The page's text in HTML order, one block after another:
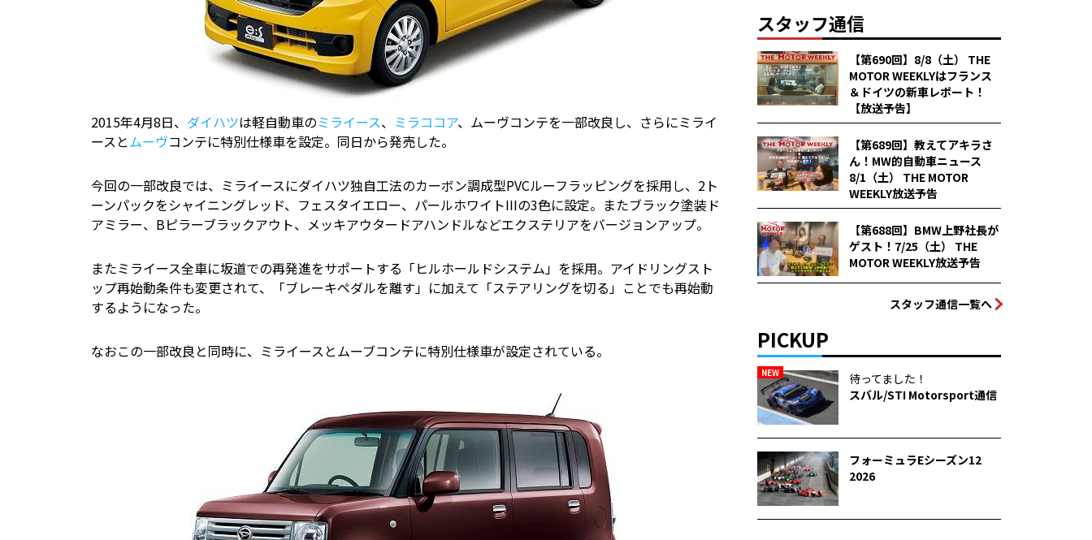
2015年4月8日、 ダイハツは軽自動車のミライース、 ミラココア、ムーヴコンテを一部改良し、さらにミライ
ースとムーヴコンテに特別仕様車を設定。同日から発売した。
今回の一部改良では、ミライースにダイハツ独自工法のカーボン調成型PVCルーフラッピングを採用し、2ト
ーンパックをシャイニングレッド、フェスタイエロー、パールホワイトIIIの3色に設定。またブラック塗装ド
アミラー、Bピラーブラックアウト、メッキアウタードアハンドルなどエクステリアをバージョンアップ。
またミライース全車に坂道での再発進をサポートする「ヒルホールドシステム」を採用。アイドリングスト
ップ再始動条件も変更されて、「ブレーキペダルを離す」に加えて「ステアリングを切る」ことでも再始動
するようになった。
なおこの一部改良と同時に、ミライースとムーブコンテに特別仕様車が設定されている。
スタッフ通信
【第690回】8/8（土） THE
MOTOR WEEKLYはフランス
＆ドイツの新車レポート！
【放送予告】
【第689回】教えてアキラさ
ん！MW的自動車ニュース
8/1（土） THE MOTOR
WEEKLY放送予告
【第688回】BMW上野社長が
ゲスト！7/25（土） THE
MOTOR WEEKLY放送予告
スタッフ通信一覧へ
PICKUP
NEW
待ってました！
スバル/STI Motorsport通信
フォーミュラEシーズン12
2026